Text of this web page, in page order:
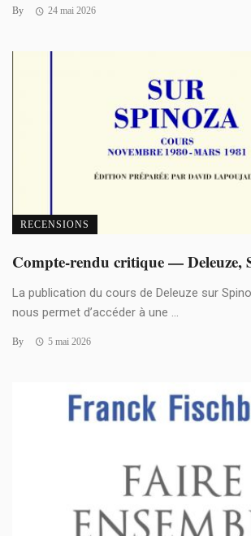
By 24 mai 2026
RECENSIONS
Compte-rendu critique — Deleuze,
La publication du cours de Deleuze sur
nous permet d’accéder à une ...
By 5 mai 2026